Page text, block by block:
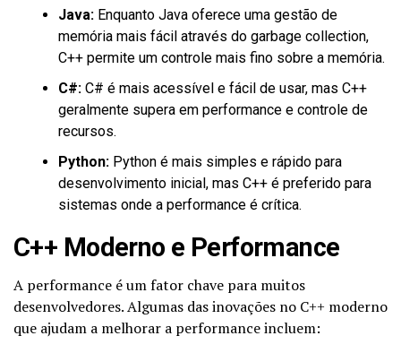
Java: Enquanto Java oferece uma gestão de
memória mais fácil através do garbage collection,
C++ permite um controle mais fino sobre a memória.
C#: C# é mais acessível e fácil de usar, mas C++
geralmente supera em performance e controle de
recursos.
Python: Python é mais simples e rápido para
desenvolvimento inicial, mas C++ é preferido para
sistemas onde a performance é crítica.
C++ Moderno e Performance
A performance é um fator chave para muitos
desenvolvedores. Algumas das inovações no C++ moderno
que ajudam a melhorar a performance incluem: